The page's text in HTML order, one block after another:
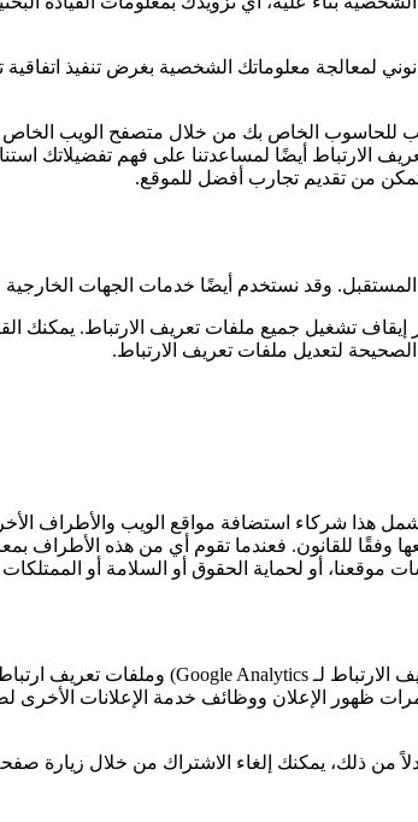
لمعالجة معلوماتك الشخصية بغرض تنفيذ اتفاقية
للحاسوب الخاص بك من خلال متصفح الويب
أيضًا لمساعدتنا على فهم تفضيلاتك
من تقديم تجارب أفضل للموقع.
وقد نستخدم أيضًا خدمات الجهات الخارجية
تشغيل جميع ملفات تعريف الارتباط. يمكنك
لتعديل ملفات تعريف الارتباط.
هذا شركاء استضافة مواقع الويب والأطراف
وفقًا للقانون. فعندما تقوم أي من هذه الأطراف
أو لحماية الحقوق أو السلامة أو الممتلكات
الارتباط لـ Google Analytics) وملفات تعريف
ظهور الإعلان ووظائف خدمة الإعلانات الأخرى
من ذلك، يمكنك إلغاء الاشتراك من خلال زيارة